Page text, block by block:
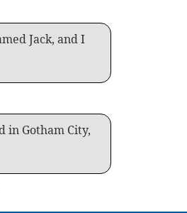
Jack, and I
in Gotham City,